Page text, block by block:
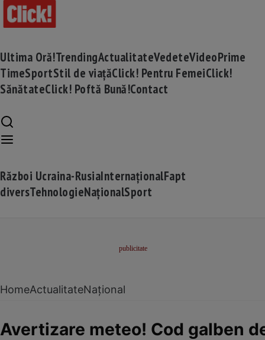
Ultima Oră!TrendingActualitateVedeteVideoPrime
TimeSportStil de viațăClick! Pentru FemeiClick!
SănătateClick! Poftă Bună!Contact
Război Ucraina-RusiaInternaționalFapt
diversTehnologieNaționalSport
HomeActualitateNațional
Avertizare meteo! Cod galben